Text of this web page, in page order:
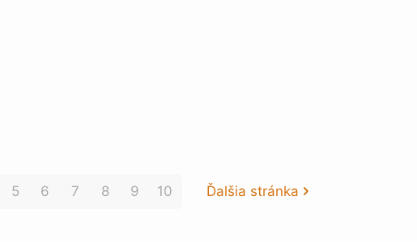
5 6 7 8 9 10 Ďalšia stránka